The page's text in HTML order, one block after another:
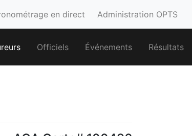
en direct Administration OPTS
Officiels Événements Résultats